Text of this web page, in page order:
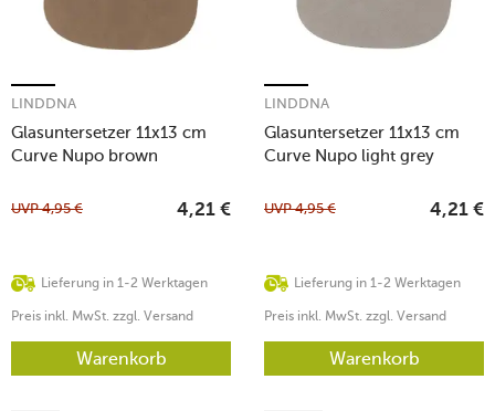
Glasuntersetzer 11x13 cm
Curve Nupo brown
LINDDNA
Lieferung in 1-2 Werktagen
UVP4,95 € 4,21 €
Preis inkl. MwSt. zzgl. Versand
Warenkorb
Glasuntersetzer 11x13 cm
Curve Nupo light grey
LINDDNA
Lieferung in 1-2 Werktagen
UVP4,95 € 4,21 €
Preis inkl. MwSt. zzgl. Versand
Warenkorb